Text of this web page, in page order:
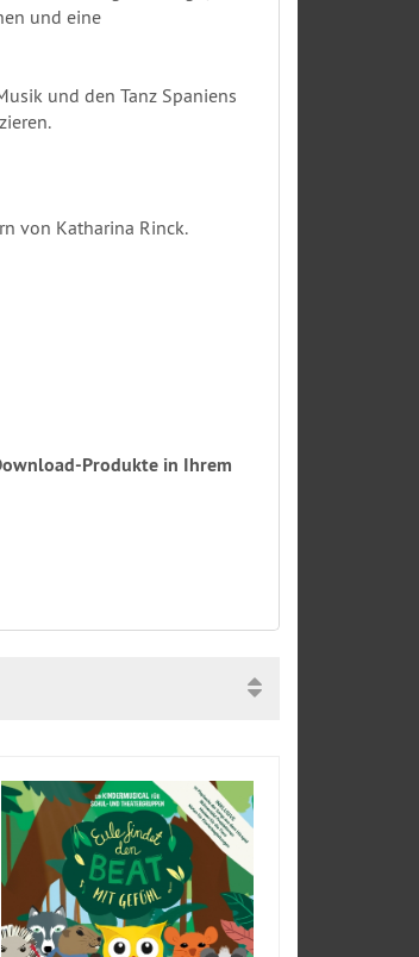
und eine
und den Tanz Spaniens
von Katharina Rinck.
Produkte in Ihrem